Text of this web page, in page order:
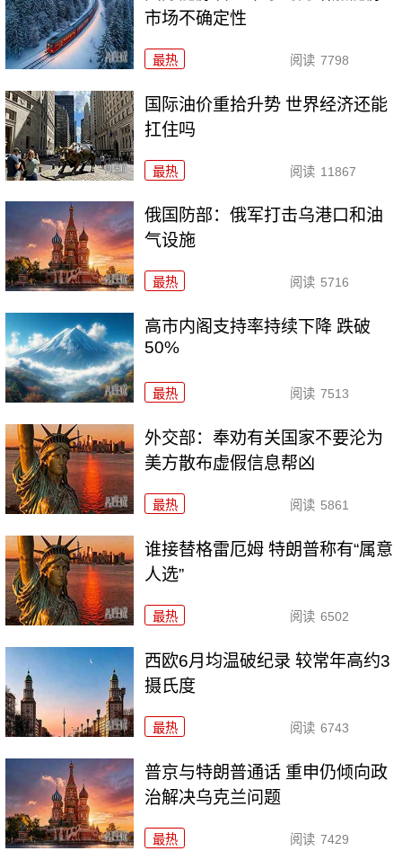
市场不确定性
最热 阅读 7798
国际油价重拾升势 世界经济还能
扛住吗
最热 阅读 11867
俄国防部：俄军打击乌港口和油
气设施
最热 阅读 5716
高市内阁支持率持续下降 跌破
50%
最热 阅读 7513
外交部：奉劝有关国家不要沦为
美方散布虚假信息帮凶
最热 阅读 5861
谁接替格雷厄姆 特朗普称有“属意
人选”
最热 阅读 6502
西欧6月均温破纪录 较常年高约3
摄氏度
最热 阅读 6743
普京与特朗普通话 重申仍倾向政
治解决乌克兰问题
最热 阅读 7429